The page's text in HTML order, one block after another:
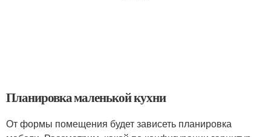
Планировка маленькой кухни
От формы помещения будет зависеть планировка